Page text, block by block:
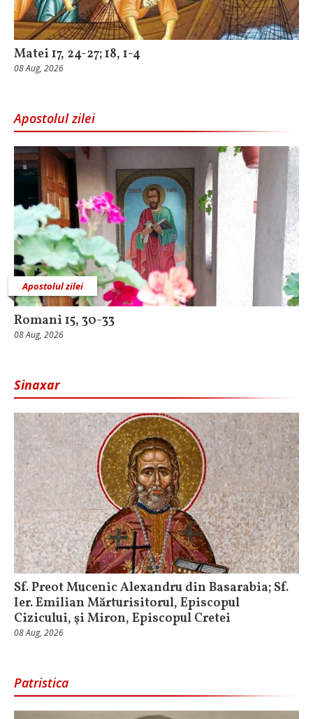
Matei 17, 24-27; 18, 1-4
08 Aug, 2026
Apostolul zilei
Apostolul zilei
Romani 15, 30-33
08 Aug, 2026
Sinaxar
Sf. Preot Mucenic Alexandru din Basarabia; Sf.
Ier. Emilian Mărturisitorul, Episcopul
Cizicului, şi Miron, Episcopul Cretei
08 Aug, 2026
Patristica